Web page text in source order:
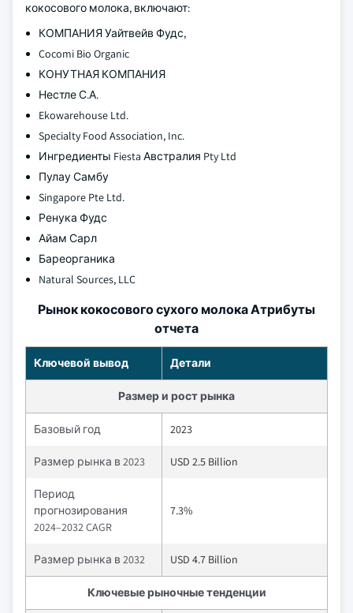
кокосового молока, включают:
КОМПАНИЯ Уайтвейв Фудс,
Cocomi Bio Organic
КОНУТНАЯ КОМПАНИЯ
Нестле С.А.
Ekowarehouse Ltd.
Specialty Food Association, Inc.
Ингредиенты Fiesta Австралия Pty Ltd
Пулау Самбу
Singapore Pte Ltd.
Ренука Фудс
Айам Сарл
Бареорганика
Natural Sources, LLC
Рынок кокосового сухого молока Атрибуты
отчета
Ключевой вывод Детали
Размер и рост рынка
Базовый год 2023
Размер рынка в 2023 USD 2.5 Billion
Период
прогнозирования
2024–2032 CAGR
7.3%
Размер рынка в 2032 USD 4.7 Billion
Ключевые рыночные тенденции